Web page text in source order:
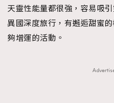
天靈性能量都很強，容易吸
異國深度旅行，有邂逅甜蜜
夠增運的活動。